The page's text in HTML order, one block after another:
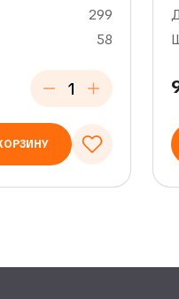
299
58